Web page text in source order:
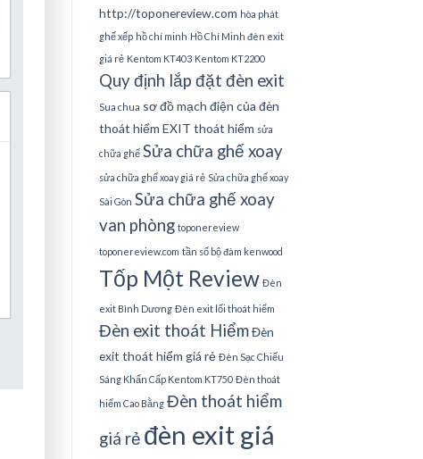
http://toponereview.com hòa phát
ghế xếp hồ chí minh Hồ Chí Minh đèn exit
giá rẻ Kentom KT403 Kentom KT2200
Quy định lắp đặt đèn exit
Sua chua sơ đồ mạch điện của đèn
thoát hiểm EXIT thoát hiểm sửa
chữa ghế Sửa chữa ghế xoay
sửa chữa ghế xoay giá rẻ Sửa chữa ghế xoay
Sài Gòn Sửa chữa ghế xoay
van phòng toponereview
toponereview.com tần số bộ đàm kenwood
Tốp Một Review Đèn
exit Bình Dương Đèn exit lối thoát hiểm
Đèn exit thoát Hiểm Đèn
exit thoát hiểm giá rẻ Đèn Sạc Chiếu
Sáng Khẩn Cấp Kentom KT750 Đèn thoát
hiểm Cao Bằng Đèn thoát hiểm
giá rẻ đèn exit giá